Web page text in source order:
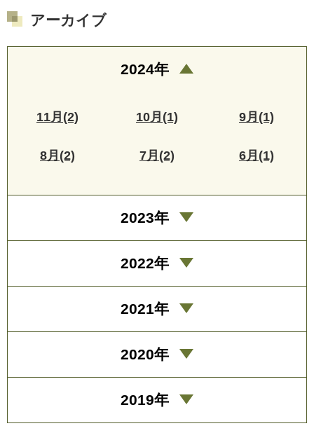
アーカイブ
2024年
11月(2) 10月(1) 9月(1)
8月(2) 7月(2) 6月(1)
2023年
2022年
2021年
2020年
2019年